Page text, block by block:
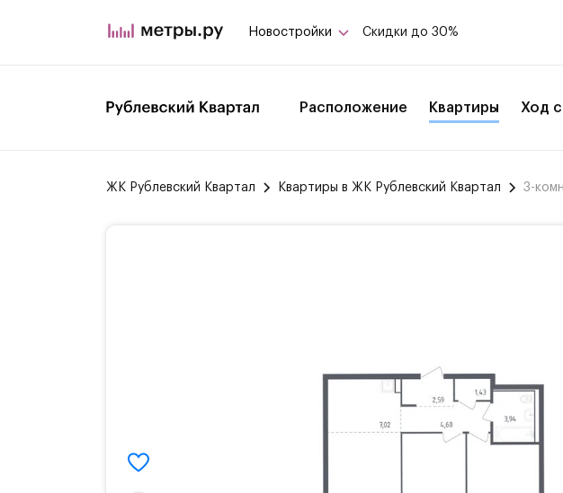
Новостройки Скидки до 30%
Расположение Квартиры Ход
ЖК Рублевский Квартал Квартиры в ЖК Рублевский Квартал 3-